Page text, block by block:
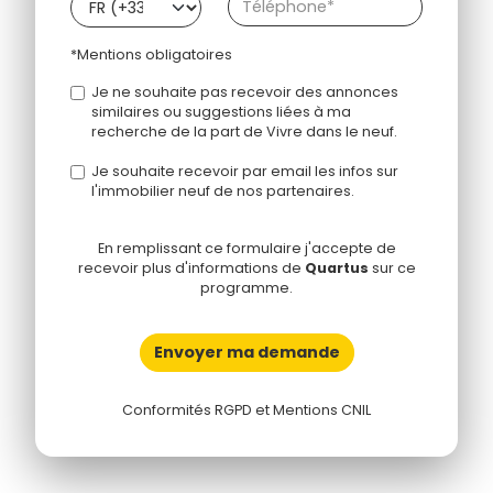
*Mentions obligatoires
Je ne souhaite pas recevoir des annonces
similaires ou suggestions liées à ma
recherche de la part de Vivre dans le neuf.
Je souhaite recevoir par email les infos sur
l'immobilier neuf de nos partenaires.
En remplissant ce formulaire j'accepte de
recevoir plus d'informations de Quartus sur ce
programme.
Envoyer ma demande
Conformités RGPD et Mentions CNIL